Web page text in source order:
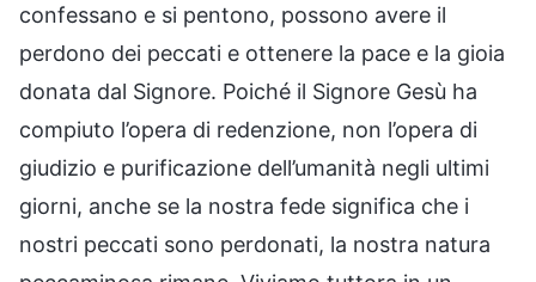
confessano e si pentono, possono avere il
perdono dei peccati e ottenere la pace e la gioia
donata dal Signore. Poiché il Signore Gesù ha
compiuto l’opera di redenzione, non l’opera di
giudizio e purificazione dell’umanità negli ultimi
giorni, anche se la nostra fede significa che i
nostri peccati sono perdonati, la nostra natura